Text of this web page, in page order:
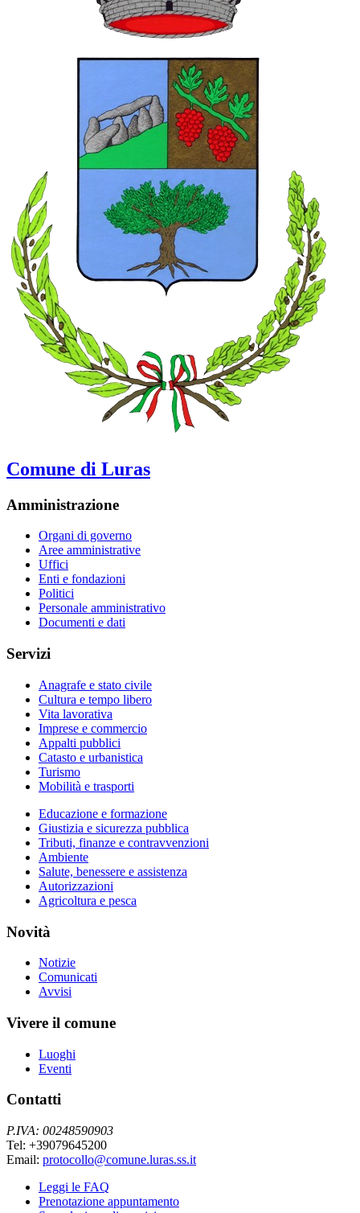
Comune di Luras
Amministrazione
Organi di governo
Aree amministrative
Uffici
Enti e fondazioni
Politici
Personale amministrativo
Documenti e dati
Servizi
Anagrafe e stato civile
Cultura e tempo libero
Vita lavorativa
Imprese e commercio
Appalti pubblici
Catasto e urbanistica
Turismo
Mobilità e trasporti
Educazione e formazione
Giustizia e sicurezza pubblica
Tributi, finanze e contravvenzioni
Ambiente
Salute, benessere e assistenza
Autorizzazioni
Agricoltura e pesca
Novità
Notizie
Comunicati
Avvisi
Vivere il comune
Luoghi
Eventi
Contatti
P.IVA: 00248590903
Tel: +39079645200
Email: protocollo@comune.luras.ss.it
Leggi le FAQ
Prenotazione appuntamento